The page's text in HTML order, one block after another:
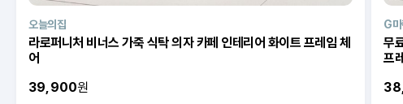
오늘의집
라로퍼니처 비너스 가죽 식탁 의자 카페 인테리어 화이트 프레임 체
어
39,900원
G
무
프